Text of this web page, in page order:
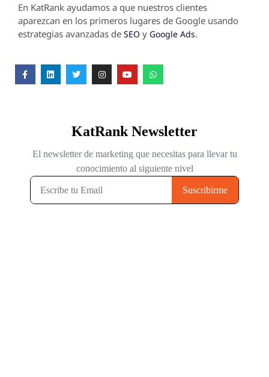
En KatRank ayudamos a que nuestros clientes
aparezcan en los primeros lugares de Google usando
estrategias avanzadas de SEO y Google Ads.